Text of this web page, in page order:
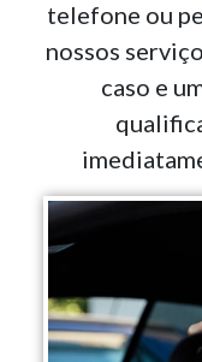
telefone ou
nossos
caso e